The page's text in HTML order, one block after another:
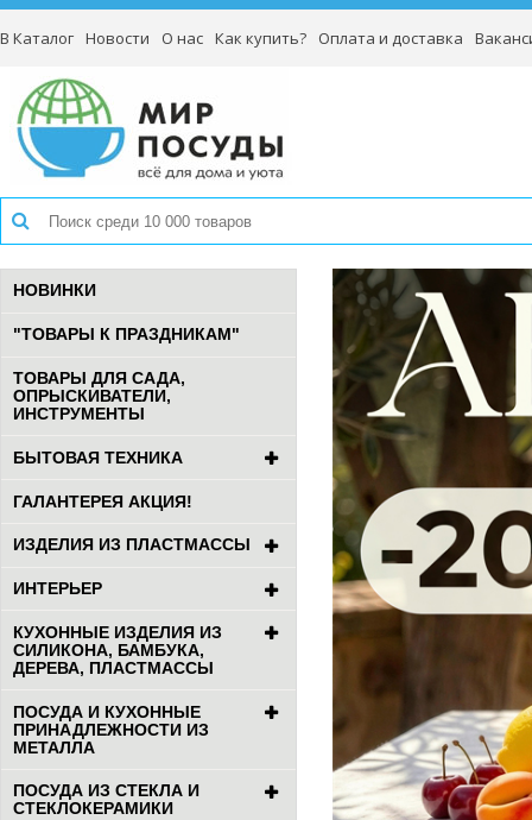
В Каталог Новости О нас Как купить? Оплата и доставка
НОВИНКИ
"ТОВАРЫ К ПРАЗДНИКАМ"
ТОВАРЫ ДЛЯ САДА,
ОПРЫСКИВАТЕЛИ,
ИНСТРУМЕНТЫ
БЫТОВАЯ ТЕХНИКА
ГАЛАНТЕРЕЯ АКЦИЯ!
ИЗДЕЛИЯ ИЗ ПЛАСТМАССЫ
ИНТЕРЬЕР
КУХОННЫЕ ИЗДЕЛИЯ ИЗ
СИЛИКОНА, БАМБУКА,
ДЕРЕВА, ПЛАСТМАССЫ
ПОСУДА И КУХОННЫЕ
ПРИНАДЛЕЖНОСТИ ИЗ
МЕТАЛЛА
ПОСУДА ИЗ СТЕКЛА И
СТЕКЛОКЕРАМИКИ